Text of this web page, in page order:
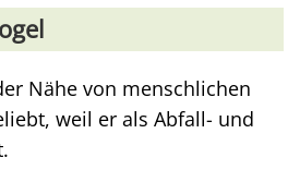
Nähe von menschlichen
weil er als Abfall- und